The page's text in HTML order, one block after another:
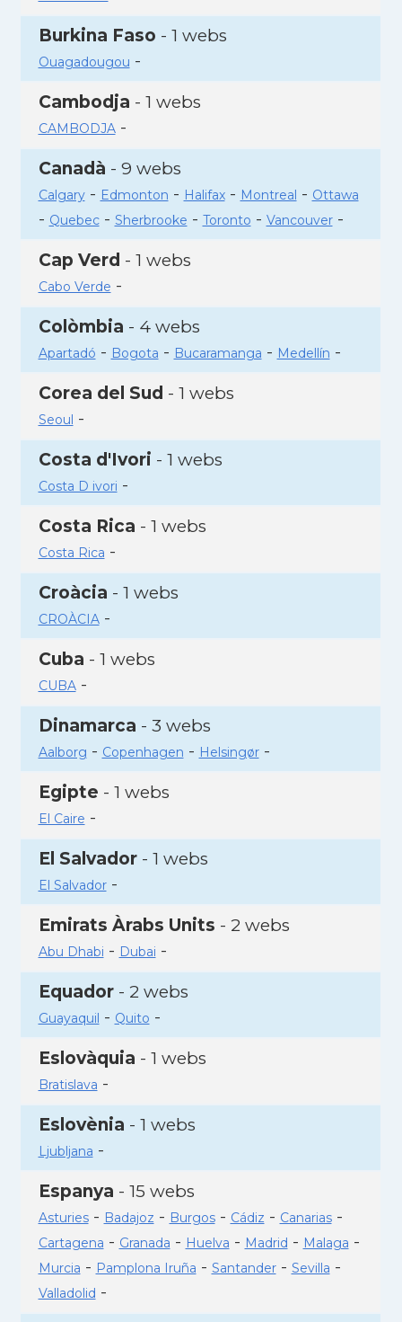
Burkina Faso - 1 webs
Ouagadougou -
Cambodja - 1 webs
CAMBODJA-
Canadà - 9 webs
Calgary- Edmonton - Halifax- Montreal - Ottawa
- Quebec- Sherbrooke - Toronto - Vancouver-
Cap Verd - 1 webs
Cabo Verde -
Colòmbia - 4 webs
Apartadó - Bogota - Bucaramanga - Medellín -
Corea del Sud - 1 webs
Seoul -
Costa d'Ivori - 1 webs
Costa D ivori -
Costa Rica - 1 webs
Costa Rica -
Croàcia - 1 webs
CROÀCIA-
Cuba - 1 webs
CUBA-
Dinamarca - 3 webs
Aalborg - Copenhagen - Helsingør-
Egipte - 1 webs
El Caire -
El Salvador- 1 webs
El Salvador-
Emirats Àrabs Units - 2 webs
Abu Dhabi - Dubai -
Equador- 2 webs
Guayaquil - Quito -
Eslovàquia - 1 webs
Bratislava -
Eslovènia - 1 webs
Ljubljana -
Espanya - 15 webs
Asturies- Badajoz - Burgos- Cádiz - Canarias-
Cartagena - Granada - Huelva - Madrid - Malaga -
Murcia - Pamplona Iruña - Santander- Sevilla -
Valladolid -